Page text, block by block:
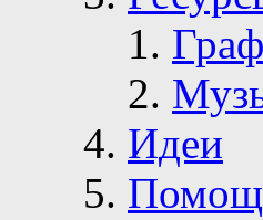
Идеи